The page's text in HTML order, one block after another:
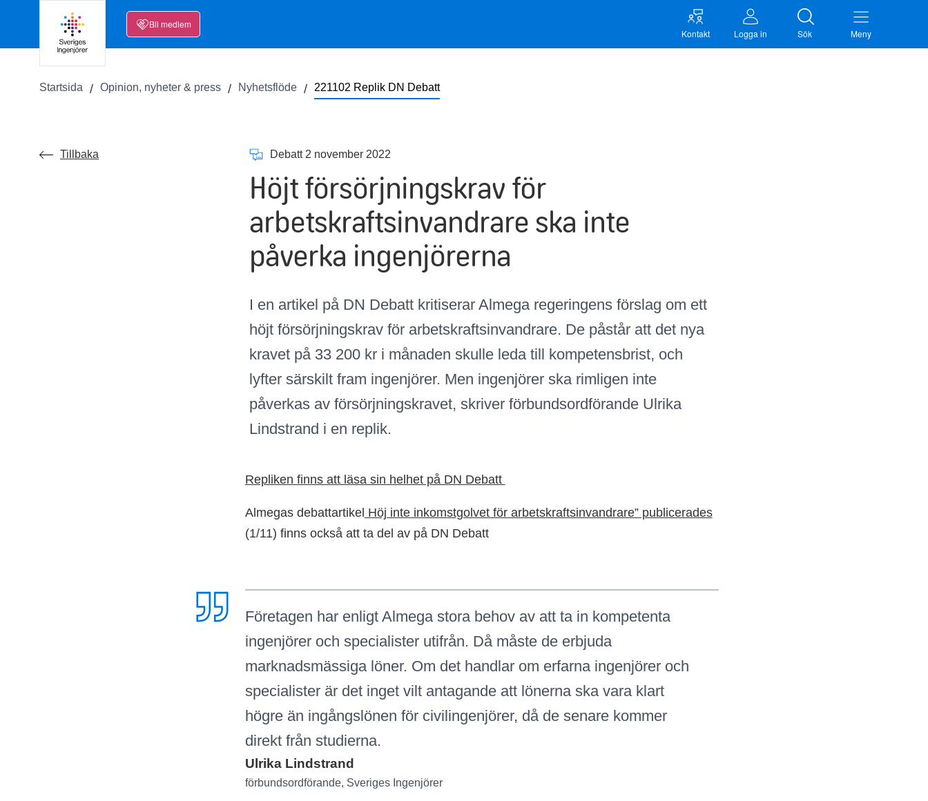
Bli medlem
Kontakt Logga in Sök Meny
Startsida Opinion, nyheter & press Nyhetsflöde 221102 Replik DN Debatt
Tillbaka Debatt 2 november 2022
Höjt försörjningskrav för
arbetskraftsinvandrare ska inte
påverka ingenjörerna
I en artikel på DN Debatt kritiserar Almega regeringens förslag om ett
höjt försörjningskrav för arbetskraftsinvandrare. De påstår att det nya
kravet på 33 200 kr i månaden skulle leda till kompetensbrist, och
lyfter särskilt fram ingenjörer. Men ingenjörer ska rimligen inte
påverkas av försörjningskravet, skriver förbundsordförande Ulrika
Lindstrand i en replik.
Repliken finns att läsa sin helhet på DN Debatt
Almegas debattartikel Höj inte inkomstgolvet för arbetskraftsinvandrare” publicerades
(1/11) finns också att ta del av på DN Debatt
Företagen har enligt Almega stora behov av att ta in kompetenta
ingenjörer och specialister utifrån. Då måste de erbjuda
marknadsmässiga löner. Om det handlar om erfarna ingenjörer och
specialister är det inget vilt antagande att lönerna ska vara klart
högre än ingångslönen för civilingenjörer, då de senare kommer
direkt från studierna.
Ulrika Lindstrand
förbundsordförande, Sveriges Ingenjörer